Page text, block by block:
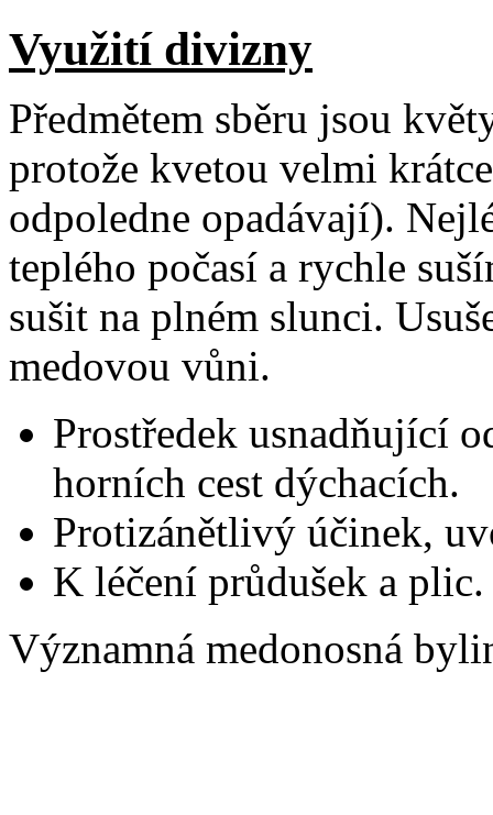
Využití divizny
Předmětem sběru jsou
protože kvetou velmi
odpoledne opadávají).
teplého počasí a rychle
sušit na plném slunci.
medovou vůni.
Prostředek usnadňující
horních cest dýchacích.
Protizánětlivý účinek,
K léčení průdušek a plic.
Významná medonosná